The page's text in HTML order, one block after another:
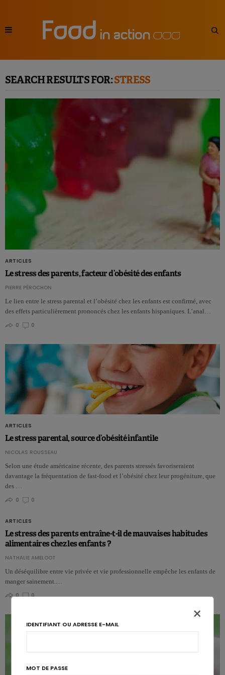
SEARCH RESULTS FOR:STRESS
ARTICLES
Le stress des parents, facteur d’obésité des enfants
PIERRE PÉROCHON
Le lien entre le stress parental et l’obésité chez les enfants est confirmé, avec
des effets particulièrement prononcés chez les enfants hispaniques. L’anal…
0
0
ARTICLES
Le stress parental, source d’obésité infantile
NICOLAS ROUSSEAU
Selon une étude américaine récente, des parents stressés favoriseraient
davantage la fréquentation de fast-food et l’obésité chez leur progéniture, que
des …
0
0
ARTICLES
Le stress des parents entraîne-t-il de mauvaises habitudes
alimentaires chez les enfants ?
NATHALIE AMELOOT
Un déséquilibre entre vie privée et vie professionnelle empêche les enfants de
manger sainement.…
0
0
×
IDENTIFIANT OU ADRESSE E-MAIL
MOT DE PASSE